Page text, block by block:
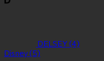
DELSEY (4)
Disney(5)